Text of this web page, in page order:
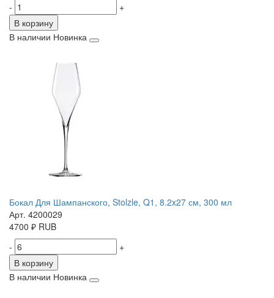
-
+
В корзину
В наличии Новинка
Бокал Для Шампанского, Stolzle, Q1, 8.2x27 см, 300 мл
Арт. 4200029
4700 ₽ RUB
-
+
В корзину
В наличии Новинка